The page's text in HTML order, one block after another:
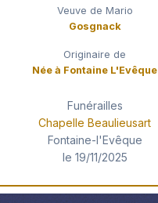
Veuve de Mario
Gosgnack
Originaire de
Née à Fontaine L'Evêque
Funérailles
Chapelle Beaulieusart
Fontaine-l'Evêque
le 19/11/2025